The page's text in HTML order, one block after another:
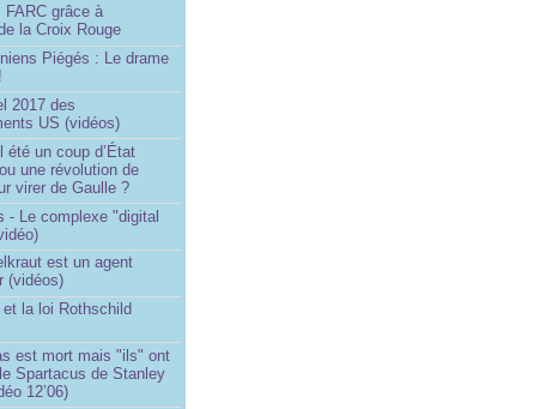
FARC grâce à
la Croix Rouge
Piégés : Le drame
2017 des
US (vidéos)
été un coup d’État
une révolution de
virer de Gaulle ?
- Le complexe "digital
est un agent
(vidéos)
la loi Rothschild
est mort mais "ils" ont
Spartacus de Stanley
12’06)